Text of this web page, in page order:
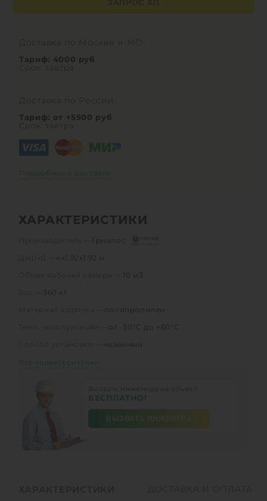
Доставка по Москве и МО:
Тариф: 4000 руб
Срок: завтра
Доставка по России:
Тариф: от +5500 руб
Срок: завтра
Подробнее о доставке
ХАРАКТЕРИСТИКИ
Гринлос
4х1.92х1.92 м
10 м3
360 кг
полипропилен
от -30°C до +60°C
наземный
Все характеристики
БЕСПЛАТНО!